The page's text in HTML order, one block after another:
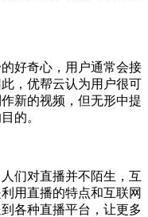
好奇心，用户通常会接
，优帮云认为用户很可
新的视频，但无形中提
的。
们对直播并不陌生，互
用直播的特点和互联网
各种直播平台，让更多